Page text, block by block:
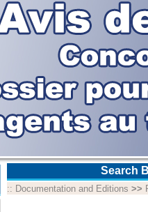
Search
:: Documentation and Editions >>